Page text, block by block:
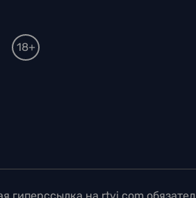
18+